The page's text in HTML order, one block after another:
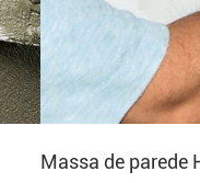
Massa de parede